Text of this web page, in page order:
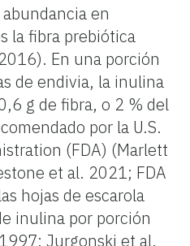
en
la fibra prebiótica
En una porción
de endivia, la inulina
g de fibra, o 2 % del
por la U.S.
(FDA) (Marlett
et al. 2021; FDA
hojas de escarola
inulina por porción
Jurgonski et al.